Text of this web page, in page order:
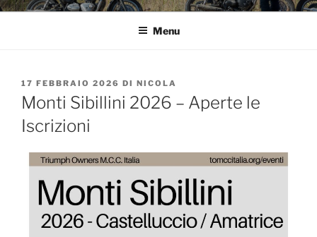
Menu
PUBBLICATO
IL
17 FEBBRAIO 2026 DI NICOLA
Monti Sibillini 2026 – Aperte le
Iscrizioni